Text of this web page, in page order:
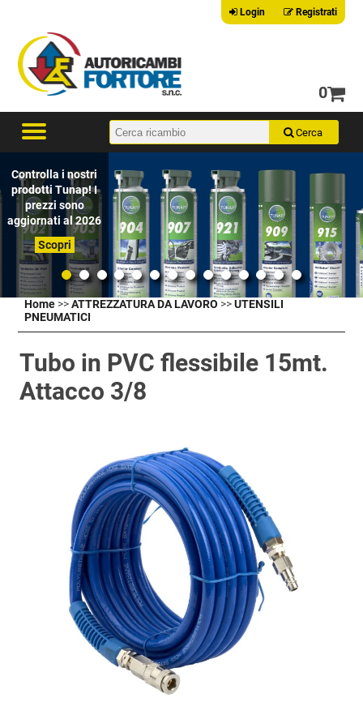
Login Registrati
0
Controlla i nostri
prodotti Tunap! I
prezzi sono
aggiornati al 2026
Scopri
Home >>ATTREZZATURA DA LAVORO >>UTENSILI
PNEUMATICI
Tubo in PVC flessibile 15mt.
Attacco 3/8